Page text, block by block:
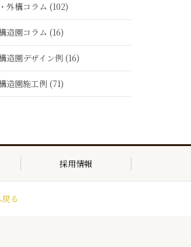
外構コラム (102)
造園コラム (16)
造園デザイン例 (16)
造園施工例 (71)
採用情報
る